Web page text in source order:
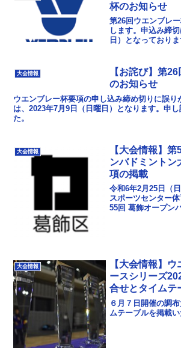
杯のお知らせ
第26回ウエンブレ
します。申込み締
日）となっており
大会情報
【お詫び】第
のお知らせ
ウエンブレー杯要項の申し込み締め切りに誤り
は、2023年7月9日（日曜日）となります。申
た。
大会情報
【大会情報】
ンバドミントン
項の掲載
令和6年2月25日（
スポーツセンター
55回 葛飾オープン
大会情報
【大会情報】
ースシリーズ
合せとタイムテ
６月７日開催の調
ムテーブルを掲載